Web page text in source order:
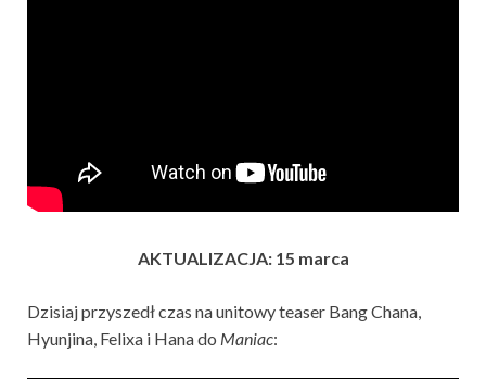
AKTUALIZACJA: 15 marca
Dzisiaj przyszedł czas na unitowy teaser Bang Chana,
Hyunjina, Felixa i Hana do Maniac: